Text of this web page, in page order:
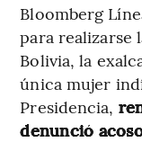
Bloomberg
para realizarse
Bolivia, la
única mujer
Presidencia,
denunció